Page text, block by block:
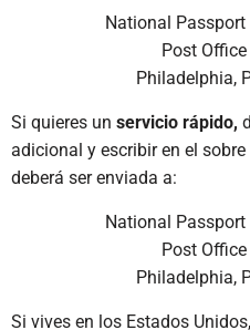
National Passport
Post
Philadelphia,
Si quieres un servicio rápido,
adicional y escribir en el sobre
deberá ser enviada a:
National Passport
Post
Philadelphia,
Si vives en los Estados